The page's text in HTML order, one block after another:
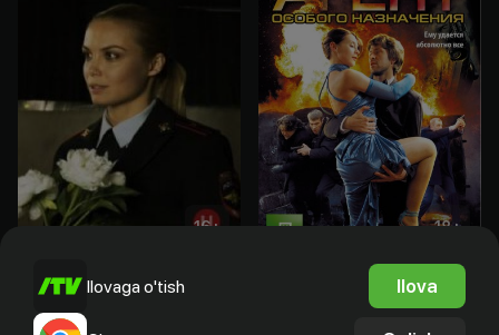
16+
Bepul
18+
Агент особого назначения
Ilovaga o'tish Ilova